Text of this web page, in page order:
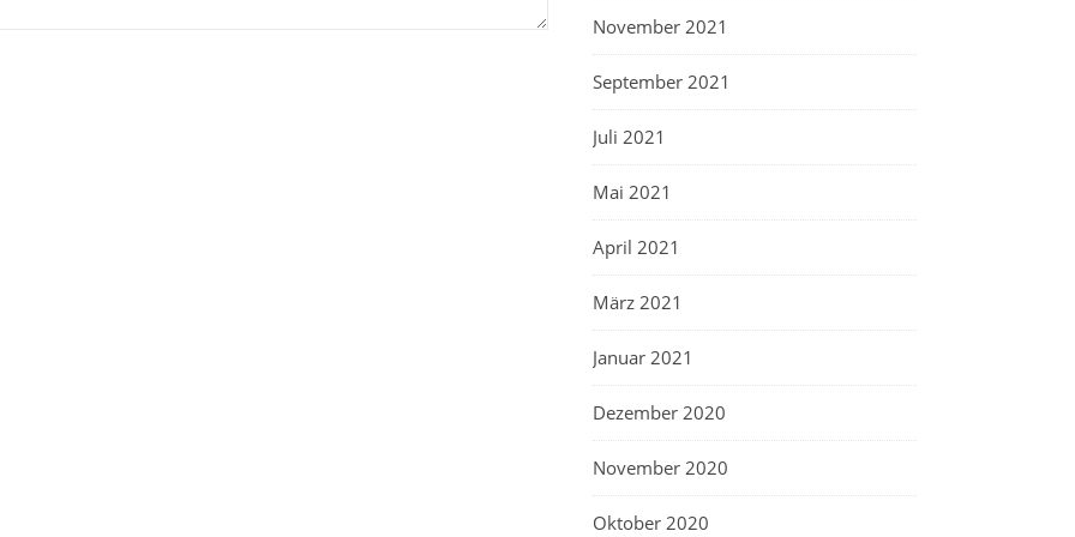
November 2021
September 2021
Juli 2021
Mai 2021
April 2021
März 2021
Januar 2021
Dezember 2020
November 2020
Oktober 2020